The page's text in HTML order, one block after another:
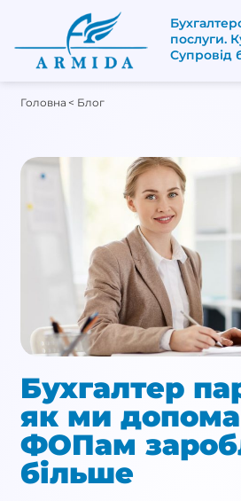
послуги.
Супровід
Головна < Блог
Бухгалтер
як ми
ФОПам
більше